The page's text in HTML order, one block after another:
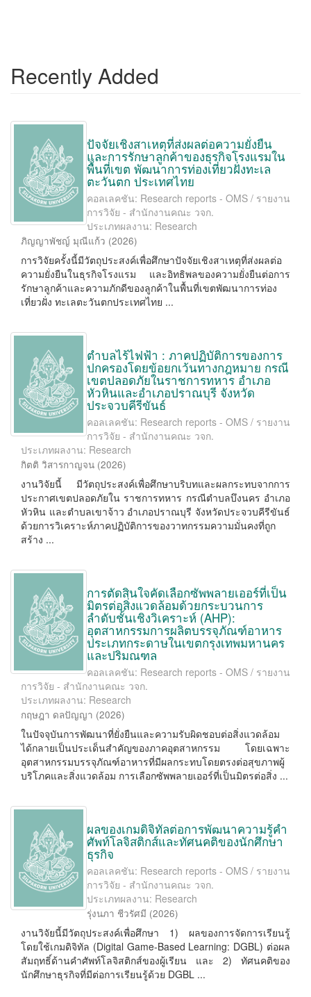
Recently Added
ปัจจัยเชิงสาเหตุที่ส่งผลต่อความยั่งยืน
และการรักษาลูกค้าของธุรกิจโรงแรมใน
พื้นที่เขต พัฒนาการท่องเที่ยวฝั่งทะเล
ตะวันตก ประเทศไทย
คอลเลคชัน: Research reports - OMS / รายงาน
การวิจัย - สำนักงานคณะ วจก.
ประเภทผลงาน: Research
ภิญญาพัชญ์ มุณีแก้ว (2026)
การวิจัยครั้งนี้มีวัตถุประสงค์เพื่อศึกษาปัจจัยเชิงสาเหตุที่ส่งผลต่อ
ความยั่งยืนในธุรกิจโรงแรม และอิทธิพลของความยั่งยืนต่อการ
รักษาลูกค้าและความภักดีของลูกค้าในพื้นที่เขตพัฒนาการท่อง
เที่ยวฝั่ง ทะเลตะวันตกประเทศไทย ...
ตำบลไร้ไฟฟ้า : ภาคปฏิบัติการของการ
ปกครองโดยข้อยกเว้นทางกฎหมาย กรณี
เขตปลอดภัยในราชการทหาร อำเภอ
หัวหินและอำเภอปราณบุรี จังหวัด
ประจวบคีรีขันธ์
คอลเลคชัน: Research reports - OMS / รายงาน
การวิจัย - สำนักงานคณะ วจก.
ประเภทผลงาน: Research
กิตติ วิสารกาญจน (2026)
งานวิจัยนี้ มีวัตถุประสงค์เพื่อศึกษาบริบทและผลกระทบจากการ
ประกาศเขตปลอดภัยใน ราชการทหาร กรณีตำบลบึงนคร อำเภอ
หัวหิน และตำบลเขาจ้าว อำเภอปราณบุรี จังหวัดประจวบคีรีขันธ์
ด้วยการวิเคราะห์ภาคปฏิบัติการของวาทกรรมความมั่นคงที่ถูก
สร้าง ...
การตัดสินใจคัดเลือกซัพพลายเออร์ที่เป็น
มิตรต่อสิ่งแวดล้อมด้วยกระบวนการ
ลำดับชั้นเชิงวิเคราะห์ (AHP):
อุตสาหกรรมการผลิตบรรจุภัณฑ์อาหาร
ประเภทกระดาษในเขตกรุงเทพมหานคร
และปริมณฑล
คอลเลคชัน: Research reports - OMS / รายงาน
การวิจัย - สำนักงานคณะ วจก.
ประเภทผลงาน: Research
กฤษฎา ดลปัญญา (2026)
ในปัจจุบันการพัฒนาที่ยั่งยืนและความรับผิดชอบต่อสิ่งแวดล้อม
ได้กลายเป็นประเด็นสำคัญของภาคอุตสาหกรรม โดยเฉพาะ
อุตสาหกรรมบรรจุภัณฑ์อาหารที่มีผลกระทบโดยตรงต่อสุขภาพผู้
บริโภคและสิ่งแวดล้อม การเลือกซัพพลายเออร์ที่เป็นมิตรต่อสิ่ง ...
ผลของเกมดิจิทัลต่อการพัฒนาความรู้คำ
ศัพท์โลจิสติกส์และทัศนคติของนักศึกษา
ธุรกิจ
คอลเลคชัน: Research reports - OMS / รายงาน
การวิจัย - สำนักงานคณะ วจก.
ประเภทผลงาน: Research
รุ่งนภา ชีวรัศมี (2026)
งานวิจัยนี้มีวัตถุประสงค์เพื่อศึกษา 1) ผลของการจัดการเรียนรู้
โดยใช้เกมดิจิทัล (Digital Game-Based Learning: DGBL) ต่อผล
สัมฤทธิ์ด้านคำศัพท์โลจิสติกส์ของผู้เรียน และ 2) ทัศนคติของ
นักศึกษาธุรกิจที่มีต่อการเรียนรู้ด้วย DGBL ...